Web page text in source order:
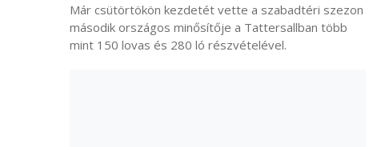
Már csütörtökön kezdetét vette a szabadtéri szezon
második országos minősítője a Tattersallban több
mint 150 lovas és 280 ló részvételével.